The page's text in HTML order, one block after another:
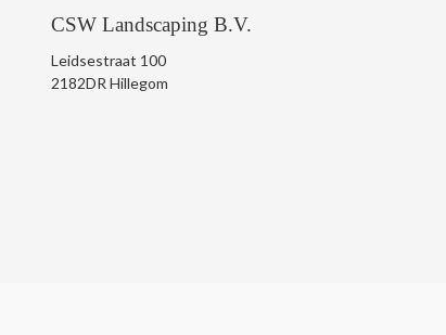
CSW Landscaping B.V.
Leidsestraat 100
2182DR Hillegom